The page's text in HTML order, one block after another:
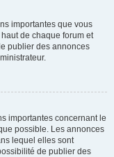
importantes que vous
de chaque forum et
publier des annonces
importantes concernant le
possible. Les annonces
lequel elles sont
de publier des